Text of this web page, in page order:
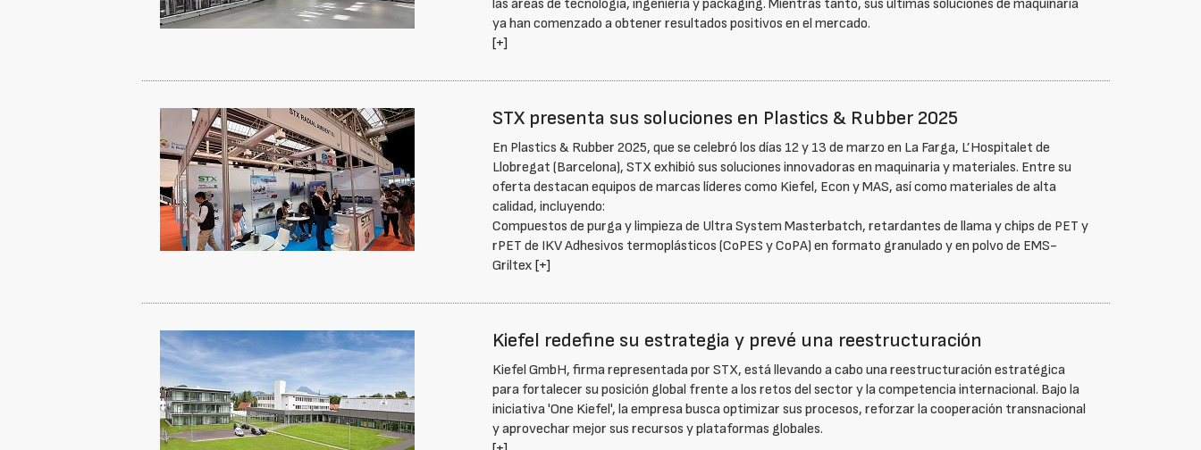
las áreas de tecnología, ingeniería y packaging. Mientras tanto, sus últimas soluciones de maquinaria
ya han comenzado a obtener resultados positivos en el mercado.
[+]
STX presenta sus soluciones en Plastics & Rubber 2025
En Plastics & Rubber 2025, que se celebró los días 12 y 13 de marzo en La Farga, L’Hospitalet de
Llobregat (Barcelona), STX exhibió sus soluciones innovadoras en maquinaria y materiales. Entre su
oferta destacan equipos de marcas líderes como Kiefel, Econ y MAS, así como materiales de alta
calidad, incluyendo:
Compuestos de purga y limpieza de Ultra System Masterbatch, retardantes de llama y chips de PET y
rPET de IKV Adhesivos termoplásticos (CoPES y CoPA) en formato granulado y en polvo de EMS-
Griltex[+]
Kiefel redefine su estrategia y prevé una reestructuración
Kiefel GmbH, firma representada por STX, está llevando a cabo una reestructuración estratégica
para fortalecer su posición global frente a los retos del sector y la competencia internacional. Bajo la
iniciativa 'One Kiefel', la empresa busca optimizar sus procesos, reforzar la cooperación transnacional
y aprovechar mejor sus recursos y plataformas globales.